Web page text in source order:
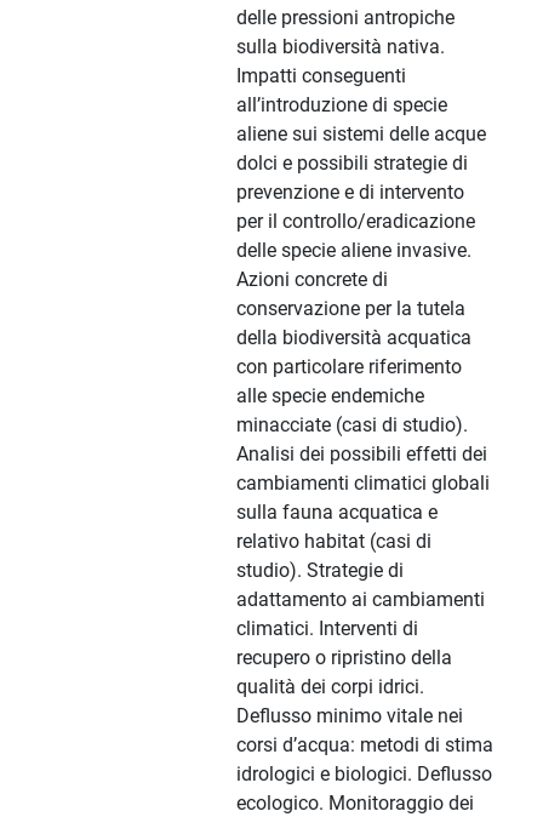
delle pressioni antropiche
sulla biodiversità nativa.
Impatti conseguenti
all’introduzione di specie
aliene sui sistemi delle acque
dolci e possibili strategie di
prevenzione e di intervento
per il controllo/eradicazione
delle specie aliene invasive.
Azioni concrete di
conservazione per la tutela
della biodiversità acquatica
con particolare riferimento
alle specie endemiche
minacciate (casi di studio).
Analisi dei possibili effetti dei
cambiamenti climatici globali
sulla fauna acquatica e
relativo habitat (casi di
studio). Strategie di
adattamento ai cambiamenti
climatici. Interventi di
recupero o ripristino della
qualità dei corpi idrici.
Deflusso minimo vitale nei
corsi d’acqua: metodi di stima
idrologici e biologici. Deflusso
ecologico. Monitoraggio dei